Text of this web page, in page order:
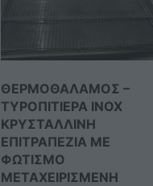
ΘΕΡΜΟΘΑΛΑΜΟΣ –
ΤΥΡΟΠΙΤΙΕΡΑ INOX
ΚΡΥΣΤΑΛΛΙΝΗ
ΕΠΙΤΡΑΠΕΖΙΑ ΜΕ
ΦΩΤΙΣΜΟ
ΜΕΤΑΧΕΙΡΙΣΜΕΝΗ